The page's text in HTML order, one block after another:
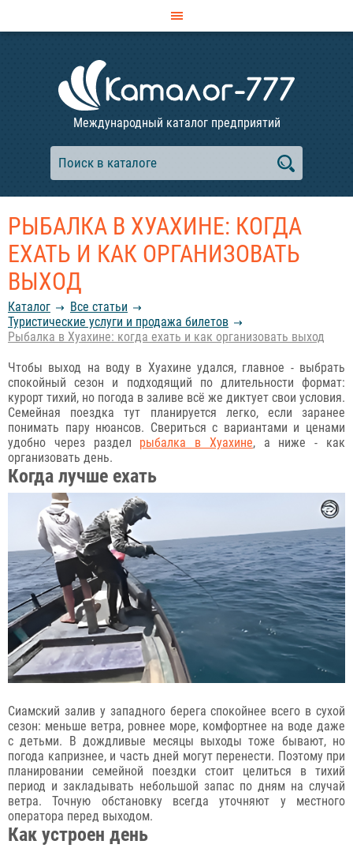
Международный каталог предприятий
РЫБАЛКА В ХУАХИНЕ: КОГДА
ЕХАТЬ И КАК ОРГАНИЗОВАТЬ
ВЫХОД
Каталог
Все статьи
Туристические услуги и продажа билетов
Рыбалка в Хуахине: когда ехать и как организовать выход
Чтобы выход на воду в Хуахине удался, главное - выбрать
спокойный сезон и подходящий по длительности формат:
курорт тихий, но погода в заливе всё же диктует свои условия.
Семейная поездка тут планируется легко, если заранее
понимать пару нюансов. Свериться с вариантами и ценами
удобно через раздел рыбалка в Хуахине, а ниже - как
организовать день.
Когда лучше ехать
Сиамский залив у западного берега спокойнее всего в сухой
сезон: меньше ветра, ровнее море, комфортнее на воде даже
с детьми. В дождливые месяцы выходы тоже бывают, но
погода капризнее, и часть дней могут перенести. Поэтому при
планировании семейной поездки стоит целиться в тихий
период и закладывать небольшой запас по дням на случай
ветра. Точную обстановку всегда уточняют у местного
оператора перед выходом.
Как устроен день